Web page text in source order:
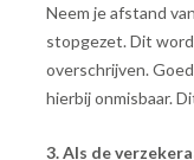
Neem je afstand
stopgezet. Dit
overschrijven.
hierbij onmisbaar.
3. Als de